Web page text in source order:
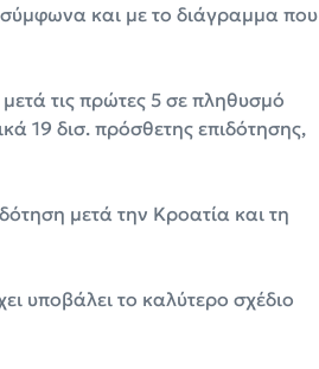
και με το διάγραμμα που
τις πρώτες 5 σε πληθυσμό
19 δισ. πρόσθετης επιδότησης,
μετά την Κροατία και τη
υποβάλει το καλύτερο σχέδιο